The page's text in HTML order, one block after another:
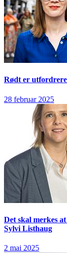
Rødt er
28 februar 2025
Det skal merkes
Sylvi Listhaug
2 mai 2025